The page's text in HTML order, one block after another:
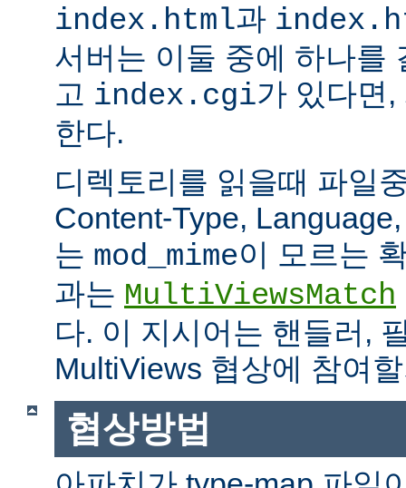
index.html과
서버는 이둘 중에 하나를
고 index.cgi가 있다면
한다.
디렉토리를 읽을때 파일
Content-Type,
는 mod_mime이 모르는
과는 MultiViewsMatch
다. 이 지시어는 핸들러,
MultiViews 협상에 참여
협상방법